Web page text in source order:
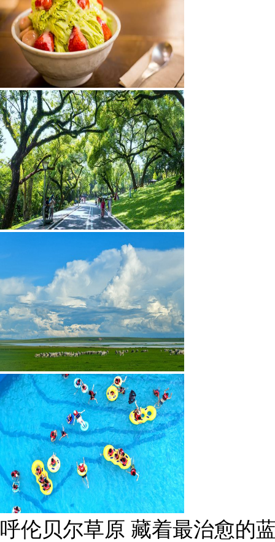
呼伦贝尔草原 藏着最治愈的